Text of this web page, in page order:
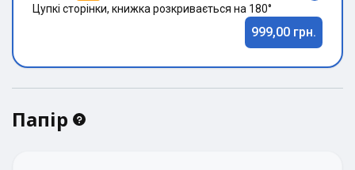
Цупкі сторінки, книжка розкривається на 180°
999,00 грн.
Папір